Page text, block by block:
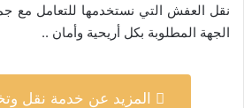
نقل العفش التي نستخدمها للتعامل مع
الجهة المطلوبة بكل أريحية وأمان ..
المزيد عن خدمة نقل